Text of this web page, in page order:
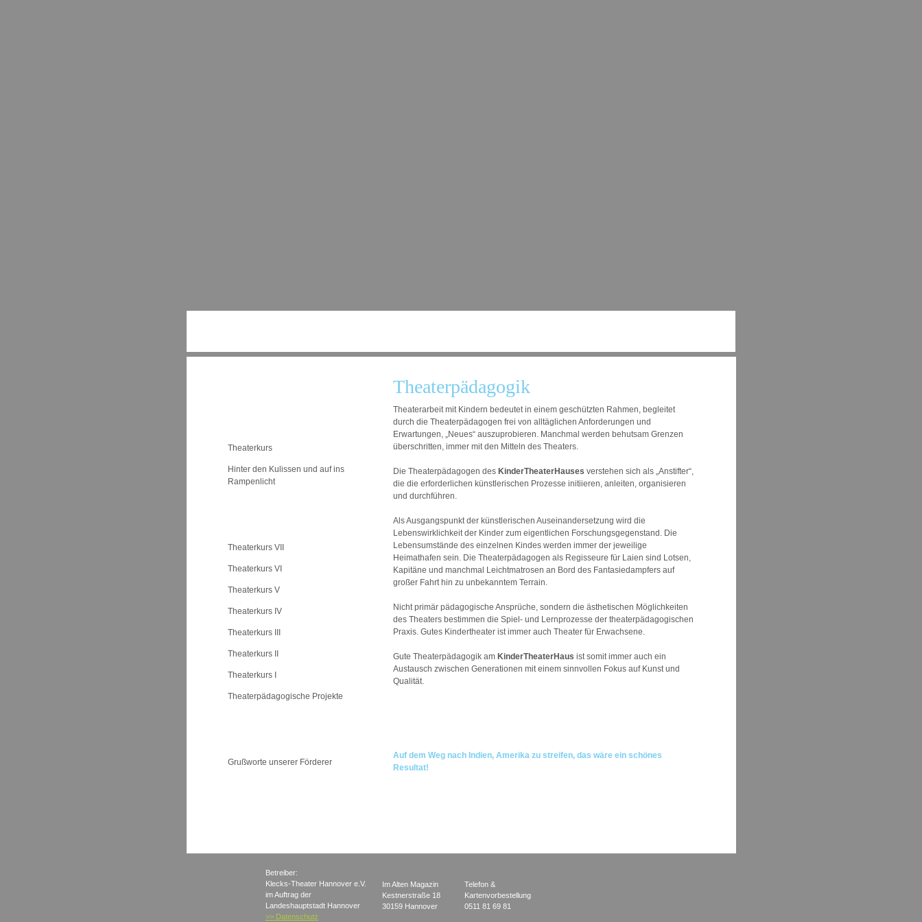
Theaterkurs
Hinter den Kulissen und auf ins
Rampenlicht
Theaterkurs VII
Theaterkurs VI
Theaterkurs V
Theaterkurs IV
Theaterkurs III
Theaterkurs II
Theaterkurs I
Theaterpädagogische Projekte
Grußworte unserer Förderer
Theaterpädagogik
Theaterarbeit mit Kindern bedeutet in einem geschützten Rahmen, begleitet
durch die Theaterpädagogen frei von alltäglichen Anforderungen und
Erwartungen, „Neues“ auszuprobieren. Manchmal werden behutsam Grenzen
überschritten, immer mit den Mitteln des Theaters.
Die Theaterpädagogen des KinderTheaterHauses verstehen sich als „Anstifter“,
die die erforderlichen künstlerischen Prozesse initiieren, anleiten, organisieren
und durchführen.
Als Ausgangspunkt der künstlerischen Auseinandersetzung wird die
Lebenswirklichkeit der Kinder zum eigentlichen Forschungsgegenstand. Die
Lebensumstände des einzelnen Kindes werden immer der jeweilige
Heimathafen sein. Die Theaterpädagogen als Regisseure für Laien sind Lotsen,
Kapitäne und manchmal Leichtmatrosen an Bord des Fantasiedampfers auf
großer Fahrt hin zu unbekanntem Terrain.
Nicht primär pädagogische Ansprüche, sondern die ästhetischen Möglichkeiten
des Theaters bestimmen die Spiel- und Lernprozesse der theaterpädagogischen
Praxis. Gutes Kindertheater ist immer auch Theater für Erwachsene.
Gute Theaterpädagogik am KinderTheaterHaus ist somit immer auch ein
Austausch zwischen Generationen mit einem sinnvollen Fokus auf Kunst und
Qualität.
Auf dem Weg nach Indien, Amerika zu streifen, das wäre ein schönes
Resultat!
Betreiber:
Klecks-Theater Hannover e.V.
im Auftrag der
Landeshauptstadt Hannover
>> Datenschutz
Im Alten Magazin
Kestnerstraße 18
30159 Hannover
Telefon &
Kartenvorbestellung
0511 81 69 81